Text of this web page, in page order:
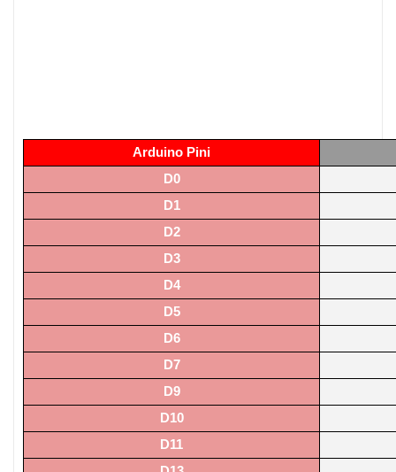
Arduino Pini
D0
D1
D2
D3
D4
D5
D6
D7
D9
D10
D11